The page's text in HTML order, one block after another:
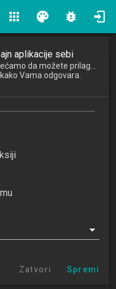
apps palette bug_report
osnove informacijskih
aplikacije sebi
Vama odgovara.
Zatvori Spremi